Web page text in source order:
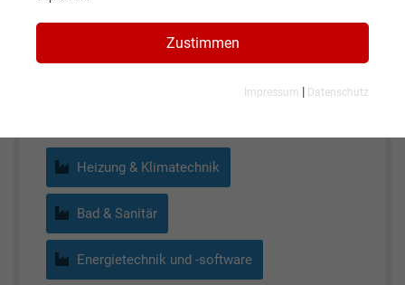
Kühner GmbH
Heizung & Klimatechnik
Bad & Sanitär
Energietechnik und -software
Zustimmen
Impressum | Datenschutz